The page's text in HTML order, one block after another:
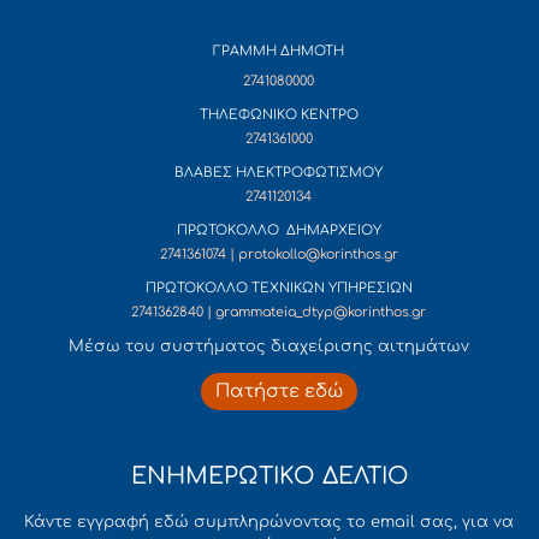
ΓΡΑΜΜΗ ΔΗΜΟΤΗ
2741080000
ΤΗΛΕΦΩΝΙΚΟ ΚΕΝΤΡΟ
2741361000
ΒΛΑΒΕΣ ΗΛΕΚΤΡΟΦΩΤΙΣΜΟΥ
2741120134
ΠΡΩΤΟΚΟΛΛΟ ΔΗΜΑΡΧΕΙΟΥ
2741361074 | protokollo@korinthos.gr
ΠΡΩΤΟΚΟΛΛΟ ΤΕΧΝΙΚΩΝ ΥΠΗΡΕΣΙΩΝ
2741362840 | grammateia_dtyp@korinthos.gr
Mέσω του συστήματος διαχείρισης αιτημάτων
Πατήστε εδώ
ΕΝΗΜΕΡΩΤΙΚΟ ΔΕΛΤΙΟ
Κάντε εγγραφή εδώ συμπληρώνοντας το email σας, για να